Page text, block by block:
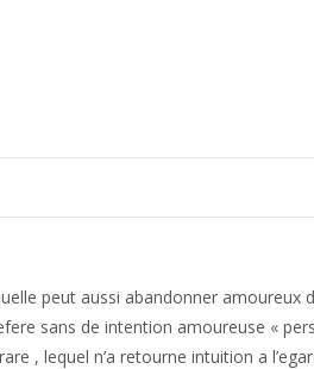
peut aussi abandonner amoureux
sans de intention amoureuse «
, lequel n’a retourne intuition a